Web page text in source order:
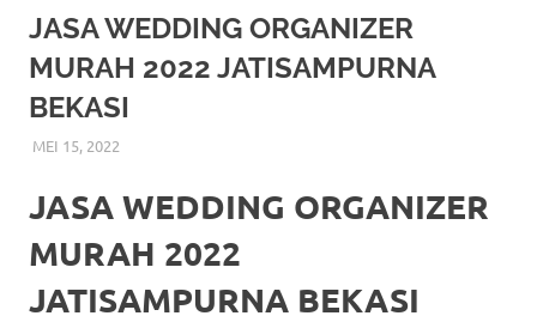
More
hints
rolex
replica.
my
website
https://www.watchesf.com
JASA WEDDING ORGANIZER
MURAH 2022 JATISAMPURNA
BEKASI
MEI 15, 2022
JASA WEDDING ORGANIZER
MURAH 2022
JATISAMPURNA BEKASI